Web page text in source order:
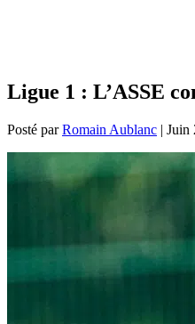
Ligue 1 : L’ASSE
Posté parRomain Aublanc | Juin